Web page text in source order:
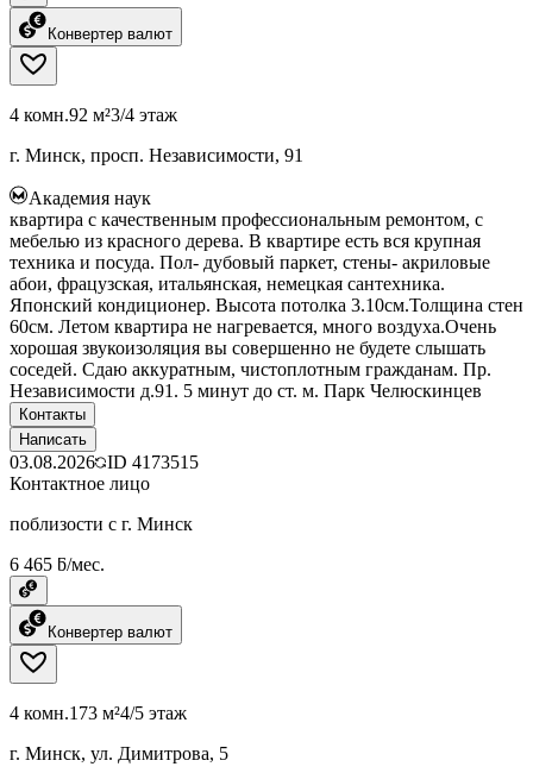
Конвертер валют
4 комн.92 м²3/4 этаж
г. Минск, просп. Независимости, 91
Академия наук
квартира с качественным профессиональным ремонтом, с
мебелью из красного дерева. В квартире есть вся крупная
техника и посуда. Пол- дубовый паркет, стены- акриловые
абои, фрацузская, итальянская, немецкая сантехника.
Японский кондиционер. Высота потолка 3.10см.Толщина стен
60см. Летом квартира не нагревается, много воздуха.Очень
хорошая звукоизоляция вы совершенно не будете слышать
соседей. Сдаю аккуратным, чистоплотным гражданам. Пр.
Независимости д.91. 5 минут до ст. м. Парк Челюскинцев
Контакты
Написать
03.08.2026 ID 4173515
Контактное лицо
поблизости с г. Минск
6 465 ƃ/мес.
Конвертер валют
4 комн.173 м²4/5 этаж
г. Минск, ул. Димитрова, 5